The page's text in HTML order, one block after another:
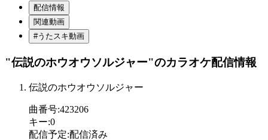
配信情報
関連動画
#うたスキ動画
"伝説のホウオウソルジャー"のカラオケ配信情報
伝説のホウオウソルジャー
曲番号:423206
キー:0
配信予定:配信済み